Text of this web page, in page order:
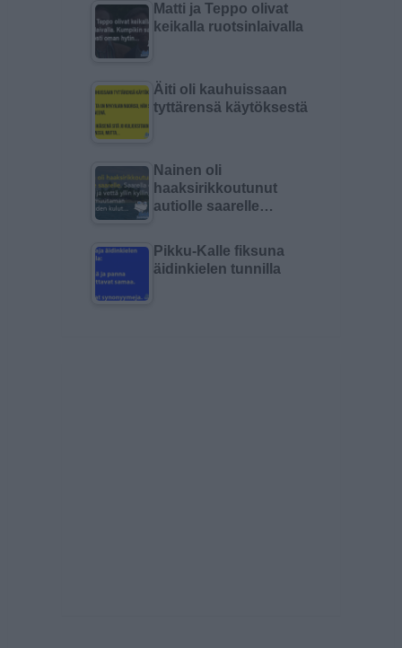
Matti ja Teppo olivat
keikalla ruotsinlaivalla
Äiti oli kauhuissaan
tyttärensä käytöksestä
Nainen oli
haaksirikkoutunut
autiolle saarelle…
Pikku-Kalle fiksuna
äidinkielen tunnilla